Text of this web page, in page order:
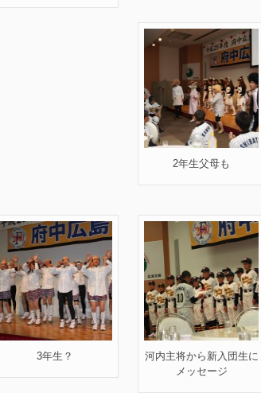
2年生父母も
3年生？
河内主将から新入団生に
メッセージ